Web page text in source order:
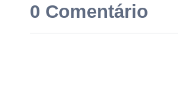
0 Comentário